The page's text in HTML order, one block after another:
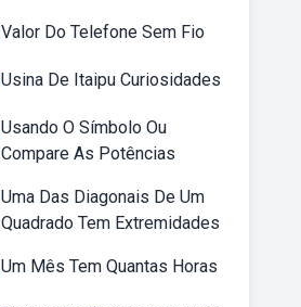
Valor Do Telefone Sem Fio
Usina De Itaipu Curiosidades
Usando O Símbolo Ou
Compare As Potências
Uma Das Diagonais De Um
Quadrado Tem Extremidades
Um Mês Tem Quantas Horas